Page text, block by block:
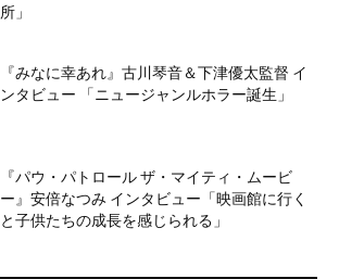
所」
『みなに幸あれ』古川琴音＆下津優太監督 イ
ンタビュー 「ニュージャンルホラー誕生」
『パウ・パトロール ザ・マイティ・ムービ
ー』安倍なつみ インタビュー「映画館に行く
と子供たちの成長を感じられる」